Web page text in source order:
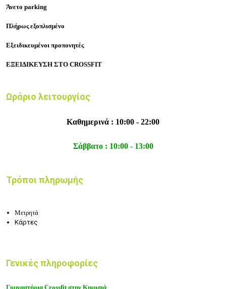
Άνετο parking
Πλήρως εξοπλισμένο
Εξειδικευμένοι προπονητές
ΕΞΕΙΔΙΚΕΥΣΗ ΣΤΟ CROSSFIT
Ωράριο λειτουργίας
Καθημερινά : 10:00 - 22:00
Σάββατο : 10:00 - 13:00
Τρόποι πληρωμής
Μετρητά
Κάρτες
Γενικές πληροφορίες
Γυμναστήρια Crossfit στην Κηφισιά